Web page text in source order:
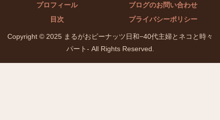
プロフィール
ブログのお問い合わせ
目次
プライバシーポリシー
Copyright © 2025 まるがおピーナッツ日和−40代主婦とネコと時々
パート- All Rights Reserved.